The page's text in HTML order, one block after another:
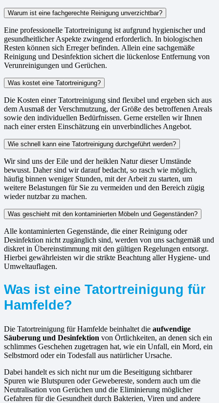
Warum ist eine fachgerechte Reinigung unverzichtbar?
Eine professionelle Tatortreinigung ist aufgrund hygienischer und
gesundheitlicher Aspekte zwingend erforderlich. In biologischen
Resten können sich Erreger befinden. Allein eine sachgemäße
Reinigung und Desinfektion sichert die lückenlose Entfernung von
Verunreinigungen und Gerüchen.
Was kostet eine Tatortreinigung?
Die Kosten einer Tatortreinigung sind flexibel und ergeben sich aus
dem Ausmaß der Verschmutzung, der Größe des betroffenen Areals
sowie den individuellen Bedürfnissen. Gerne erstellen wir Ihnen
nach einer ersten Einschätzung ein unverbindliches Angebot.
Wie schnell kann eine Tatortreinigung durchgeführt werden?
Wir sind uns der Eile und der heiklen Natur dieser Umstände
bewusst. Daher sind wir darauf bedacht, so rasch wie möglich,
häufig binnen weniger Stunden, mit der Arbeit zu starten, um
weitere Belastungen für Sie zu vermeiden und den Bereich zügig
wieder nutzbar zu machen.
Was geschieht mit den kontaminierten Möbeln und Gegenständen?
Alle kontaminierten Gegenstände, die einer Reinigung oder
Desinfektion nicht zugänglich sind, werden von uns sachgemäß und
diskret in Übereinstimmung mit den gültigen Regelungen entsorgt.
Hierbei gewährleisten wir die strikte Beachtung aller Hygiene- und
Umweltauflagen.
Was ist eine Tatortreinigung für
Hamfelde?
Die Tatortreinigung für Hamfelde beinhaltet die aufwendige
Säuberung und Desinfektion von Örtlichkeiten, an denen sich ein
schlimmes Geschehen zugetragen hat, wie ein Unfall, ein Mord, ein
Selbstmord oder ein Todesfall aus natürlicher Ursache.
Dabei handelt es sich nicht nur um die Beseitigung sichtbarer
Spuren wie Blutspuren oder Gewebereste, sondern auch um die
Neutralisation von Gerüchen und die Eliminierung möglicher
Gefahren für die Gesundheit durch Bakterien, Viren und andere